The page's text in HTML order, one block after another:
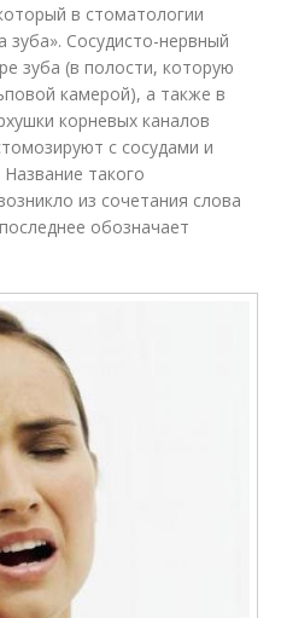
в стоматологии
Сосудисто-нервный
зуба (в полости, которую
камерой), а также в
корневых каналов
с сосудами и
такого
из сочетания слова
обозначает